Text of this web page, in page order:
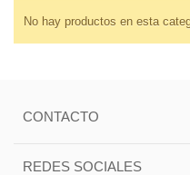
No hay productos en esta
CONTACTO
REDES SOCIALES